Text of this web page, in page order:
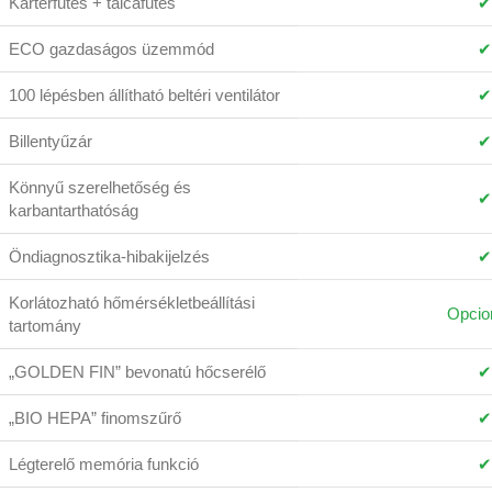
ECO gazdaságos üzemmód ✔
100 lépésben állítható beltéri ventilátor ✔
Billentyűzár ✔
Könnyű szerelhetőség és
karbantarthatóság
✔
Öndiagnosztika-hibakijelzés ✔
Korlátozható hőmérsékletbeállítási
tartomány
„GOLDEN FIN” bevonatú hőcserélő ✔
„BIO HEPA” finomszűrő ✔
Légterelő memória funkció ✔